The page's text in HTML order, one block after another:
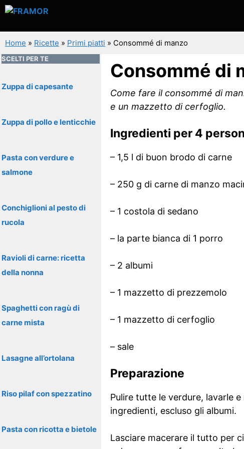
Vai
contenuto
Home » Ricette » Primi piatti » Consommé di manzo
Consommé di
Come fare il consommé di
e un mazzetto di cerfoglio.
Ingredienti per 4
– 1,5 l di buon brodo di carne
– 250 g di carne di manzo
– 1 costola di sedano
– la parte bianca di 1 porro
– 2 albumi
– 1 mazzetto di prezzemolo
– 1 mazzetto di cerfoglio
– sale
Preparazione
Pulire tutte le verdure, lavarle
ingredienti, escluso gli albumi.
Lasciare macerare il tutto per
SCELTI PER TE
Zuppa di capesante
Zuppa di pollo e lenticchie
Pasta con verdure e
salmone
Conchiglioni al pesto di
rucola
Ravioli di carne: ricetta
della nonna
Spaghetti con ragù di
carne mista
Lasagne all’ortolana
Riso pilaf con spezzatino
Pasta con ricotta e bietole